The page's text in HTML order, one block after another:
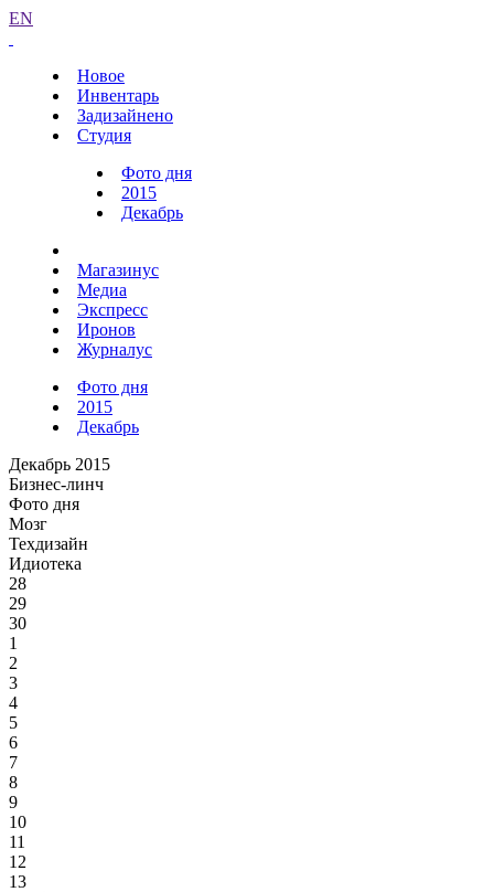
EN
Новое
Инвентарь
Задизайнено
Студия
Фото дня
2015
Декабрь
Магазинус
Медиа
Экспресс
Иронов
Журналус
Фото дня
2015
Декабрь
Декабрь 2015
Бизнес-линч
Фото дня
Мозг
Техдизайн
Идиотека
28
29
30
1
2
3
4
5
6
7
8
9
10
11
12
13